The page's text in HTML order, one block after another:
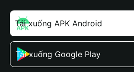
Tải xuống APK Android
Tải xuống Google Play